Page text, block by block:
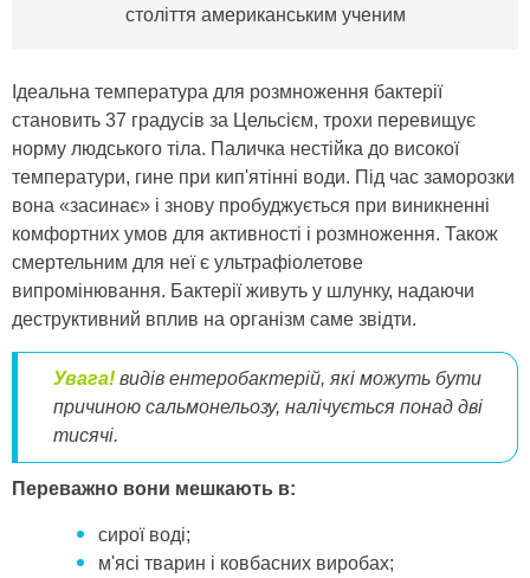
століття американським ученим
Ідеальна температура для розмноження бактерії
становить 37 градусів за Цельсієм, трохи перевищує
норму людського тіла. Паличка нестійка до високої
температури, гине при кип'ятінні води. Під час заморозки
вона «засинає» і знову пробуджується при виникненні
комфортних умов для активності і розмноження. Також
смертельним для неї є ультрафіолетове
випромінювання. Бактерії живуть у шлунку, надаючи
деструктивний вплив на організм саме звідти.
Увага! видів ентеробактерій, які можуть бути
причиною сальмонельозу, налічується понад дві
тисячі.
Переважно вони мешкають в:
сирої воді;
м'ясі тварин і ковбасних виробах;